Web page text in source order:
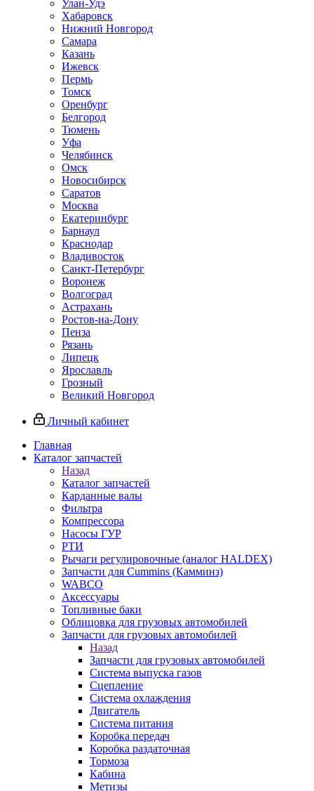
Улан-Удэ
Хабаровск
Нижний Новгород
Самара
Казань
Ижевск
Пермь
Томск
Оренбург
Белгород
Тюмень
Уфа
Челябинск
Омск
Новосибирск
Саратов
Москва
Екатеринбург
Барнаул
Краснодар
Владивосток
Санкт-Петербург
Воронеж
Волгоград
Астрахань
Ростов-на-Дону
Пенза
Рязань
Липецк
Ярославль
Грозный
Великий Новгород
Личный кабинет
Главная
Каталог запчастей
Назад
Каталог запчастей
Карданные валы
Фильтра
Компрессора
Насосы ГУР
РТИ
Рычаги регулировочные (аналог HALDEX)
Запчасти для Cummins (Камминз)
WABCO
Аксессуары
Топливные баки
Облицовка для грузовых автомобилей
Запчасти для грузовых автомобилей
Назад
Запчасти для грузовых автомобилей
Система выпуска газов
Сцепление
Система охлаждения
Двигатель
Система питания
Коробка передач
Коробка раздаточная
Тормоза
Кабина
Метизы